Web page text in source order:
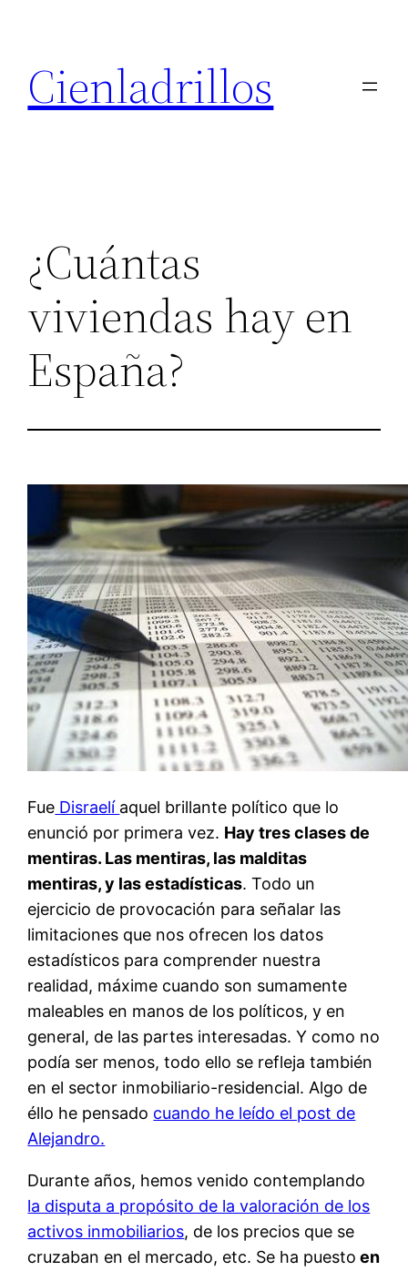
contenido
Cienladrillos
¿Cuántas
viviendas hay en
España?
Fue Disraelí aquel brillante político que lo
enunció por primera vez. Hay tres clases de
mentiras. Las mentiras, las malditas
mentiras, y las estadísticas. Todo un
ejercicio de provocación para señalar las
limitaciones que nos ofrecen los datos
estadísticos para comprender nuestra
realidad, máxime cuando son sumamente
maleables en manos de los políticos, y en
general, de las partes interesadas. Y como no
podía ser menos, todo ello se refleja también
en el sector inmobiliario-residencial. Algo de
éllo he pensado cuando he leído el post de
Alejandro.
Durante años, hemos venido contemplando
la disputa a propósito de la valoración de los
activos inmobiliarios, de los precios que se
cruzaban en el mercado, etc. Se ha puesto en